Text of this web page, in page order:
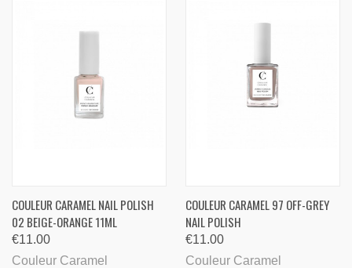
COULEUR CARAMEL NAIL POLISH
02 BEIGE-ORANGE 11ML
€11.00
Couleur Caramel
COULEUR CARAMEL 97 OFF-GREY
NAIL POLISH
€11.00
Couleur Caramel